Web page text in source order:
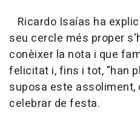
Ricardo Isaías ha
seu cercle més proper
conèixer la nota i que
felicitat i, fins i tot, "han
suposa este
celebrar de festa.